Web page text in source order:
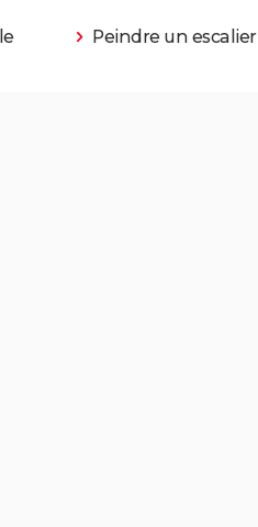
Peindre un escalier